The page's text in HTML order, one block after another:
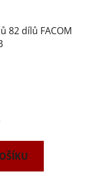
82 dílů FACOM